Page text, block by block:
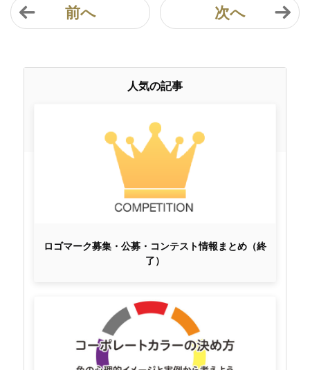
前へ 次へ
人気の記事
ロゴマーク募集・公募・コンテスト情報まとめ（終
了）